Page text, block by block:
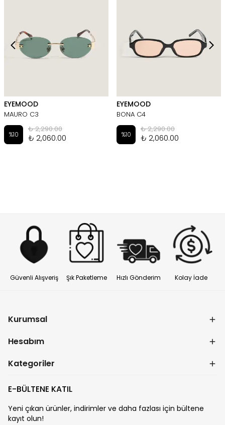
EYEMOOD
MAURO C3
%10
₺ 2,290.00
₺ 2,060.00
EYEMOOD
BONA C4
%10
₺ 2,290.00
₺ 2,060.00
Güvenli Alışveriş Şık Paketleme Hızlı Gönderim Kolay İade
Kurumsal
Hesabım
Kategoriler
E-BÜLTENE KATIL
Yeni çıkan ürünler, indirimler ve daha fazlası için bültene
kayıt olun!